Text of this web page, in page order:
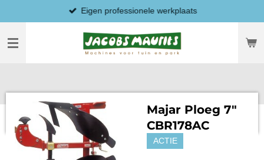
direct
naar
hoofdinhoud
Eigen professionele werkplaats
Majar Ploeg 7"
CBR178AC
ACTIE